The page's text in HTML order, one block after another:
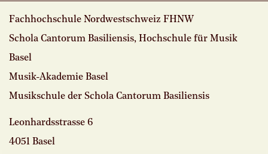
Fachhochschule Nordwestschweiz FHNW
Schola Cantorum Basiliensis, Hochschule für Musik
Basel
Musik-Akademie Basel
Musikschule der Schola Cantorum Basiliensis
Leonhardsstrasse 6
4051 Basel